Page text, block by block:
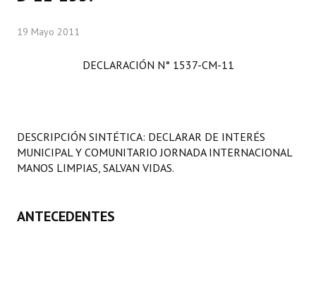
Comisiones Permanentes
Comisiones Especiales
LEGISLACIÓN
Constitución Provincial
19 Mayo 2011
DECLARACIÓN N° 1537-CM-11
DESCRIPCIÓN SINTÉTICA: DECLARAR DE INTERÉS
MUNICIPAL Y COMUNITARIO JORNADA INTERNACIONAL
MANOS LIMPIAS, SALVAN VIDAS.
ANTECEDENTES